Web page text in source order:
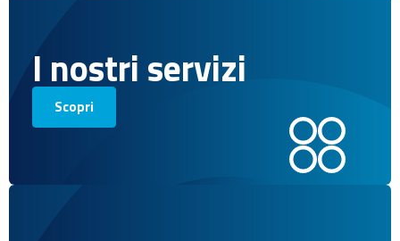
I nostri servizi
Scopri